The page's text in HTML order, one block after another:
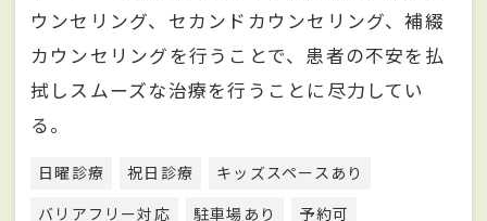
ウンセリング、セカンドカウンセリング、補綴
カウンセリングを行うことで、患者の不安を払
拭しスムーズな治療を行うことに尽力してい
る。
日曜診療 祝日診療
キッズスペースあり
バリアフリー対応
駐車場あり
予約可